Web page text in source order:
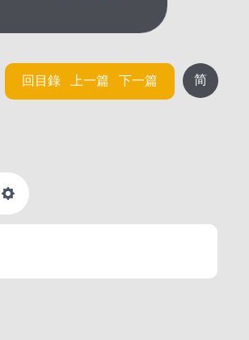
简
回目錄 上一篇 下一篇